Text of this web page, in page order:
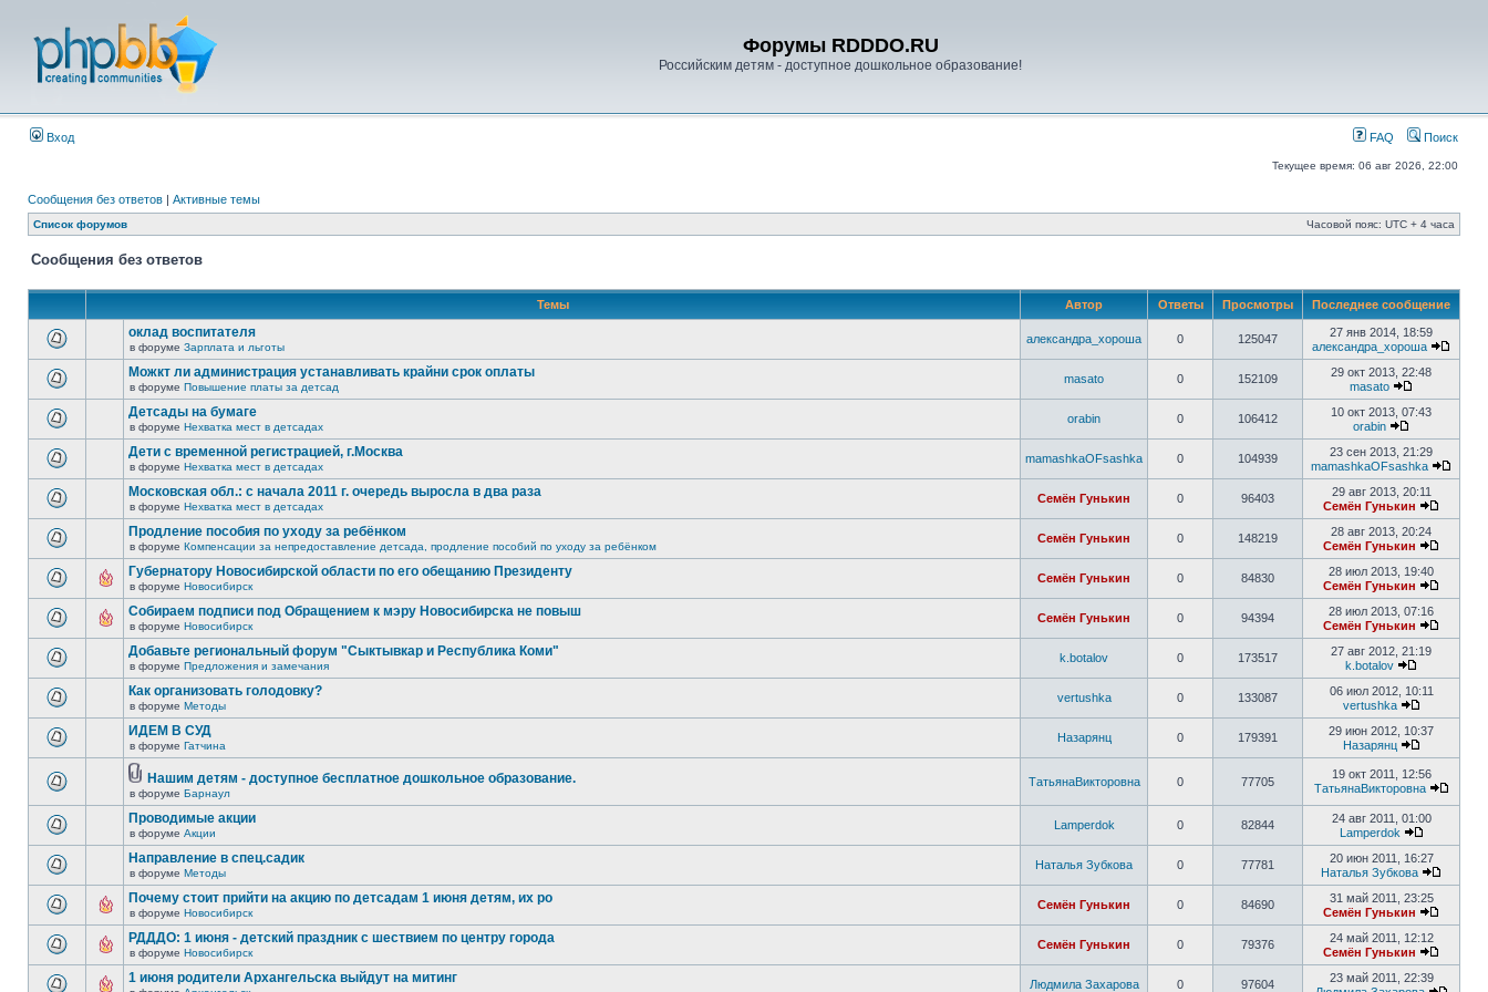
Форумы RDDDO.RU
Российским детям - доступное дошкольное образование!
Вход FAQ Поиск
Текущее время: 06 авг 2026, 22:00
Сообщения без ответов | Активные темы
Список форумов Часовой пояс: UTC + 4 часа
Сообщения без ответов
Темы Автор Ответы Просмотры Последнее сообщение
оклад воспитателя
в форуме Зарплата и льготы
александра_хороша 0 125047
27 янв 2014, 18:59
александра_хороша
Можкт ли администрация устанавливать крайни срок оплаты
в форуме Повышение платы за детсад
masato 0 152109
29 окт 2013, 22:48
masato
Детсады на бумаге
в форуме Нехватка мест в детсадах
orabin 0 106412
10 окт 2013, 07:43
orabin
Дети с временной регистрацией, г.Москва
в форуме Нехватка мест в детсадах
mamashkaOFsashka 0 104939
23 сен 2013, 21:29
mamashkaOFsashka
Московская обл.: с начала 2011 г. очередь выросла в два раза
в форуме Нехватка мест в детсадах
Семён Гунькин 0 96403
29 авг 2013, 20:11
Семён Гунькин
Продление пособия по уходу за ребёнком
в форуме Компенсации за непредоставление детсада, продление пособий по уходу за ребёнком
Семён Гунькин 0 148219
28 авг 2013, 20:24
Семён Гунькин
Губернатору Новосибирской области по его обещанию Президенту
в форуме Новосибирск
Семён Гунькин 0 84830
28 июл 2013, 19:40
Семён Гунькин
Собираем подписи под Обращением к мэру Новосибирска не повыш
в форуме Новосибирск
Семён Гунькин 0 94394
28 июл 2013, 07:16
Семён Гунькин
Добавьте региональный форум "Сыктывкар и Республика Коми"
в форуме Предложения и замечания
k.botalov 0 173517
27 авг 2012, 21:19
k.botalov
Как организовать голодовку?
в форуме Методы
vertushka 0 133087
06 июл 2012, 10:11
vertushka
ИДЕМ В СУД
в форуме Гатчина
Назарянц 0 179391
29 июн 2012, 10:37
Назарянц
Нашим детям - доступное бесплатное дошкольное образование.
в форуме Барнаул
ТатьянаВикторовна 0 77705
19 окт 2011, 12:56
ТатьянаВикторовна
Проводимые акции
в форуме Акции
Lamperdok 0 82844
24 авг 2011, 01:00
Lamperdok
Направление в спец.садик
в форуме Методы
Наталья Зубкова 0 77781
20 июн 2011, 16:27
Наталья Зубкова
Почему стоит прийти на акцию по детсадам 1 июня детям, их ро
в форуме Новосибирск
Семён Гунькин 0 84690
31 май 2011, 23:25
Семён Гунькин
РДДДО: 1 июня - детский праздник с шествием по центру города
в форуме Новосибирск
Семён Гунькин 0 79376
24 май 2011, 12:12
Семён Гунькин
1 июня родители Архангельска выйдут на митинг Людмила Захарова 0 97604
23 май 2011, 22:39